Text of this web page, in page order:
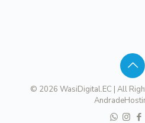
© 2026 WasiDigital.EC | All